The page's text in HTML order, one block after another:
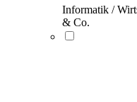
Informatik /
& Co.